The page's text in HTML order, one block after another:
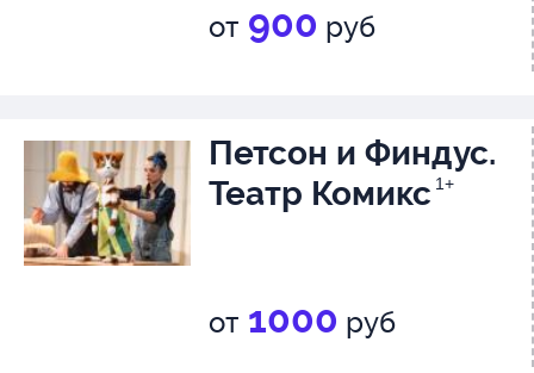
от 900 руб
Петсон и Финдус.
Театр Комикс 1+
от 1000 руб